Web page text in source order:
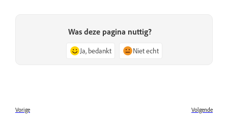
Was deze pagina nuttig?
Ja, bedankt Niet echt
Vorige Volgende